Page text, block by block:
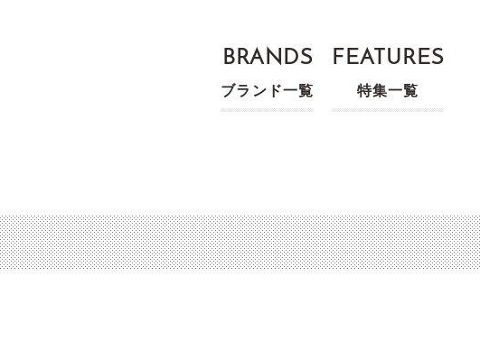
BRANDS
ブランド一覧
FEATURES
特集一覧